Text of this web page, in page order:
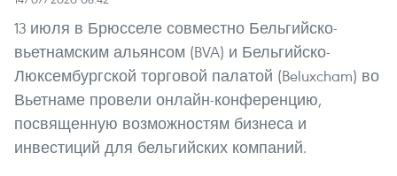
13 июля в Брюсселе совместно Бельгийско-
вьетнамским альянсом (BVA) и Бельгийско-
Люксембургской торговой палатой (Beluxcham) во
Вьетнаме провели онлайн-конференцию,
посвященную возможностям бизнеса и
инвестиций для бельгийских компаний.